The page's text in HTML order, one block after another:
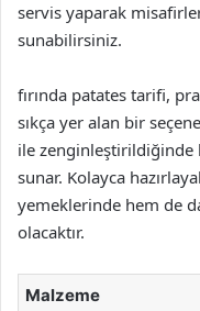
servis yaparak
sunabilirsiniz.
fırında patates tarifi,
sıkça yer alan bir
ile zenginleştirildiğinde
sunar. Kolayca
yemeklerinde hem de
olacaktır.
Malzeme